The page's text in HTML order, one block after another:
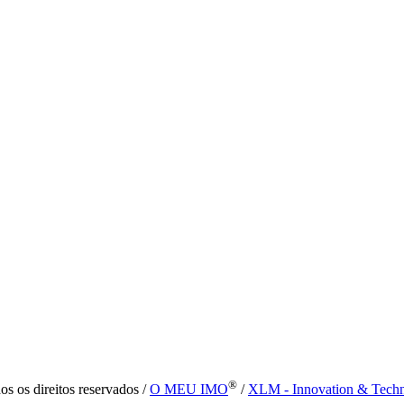
os direitos reservados /O MEU IMO® / XLM - Innovation &